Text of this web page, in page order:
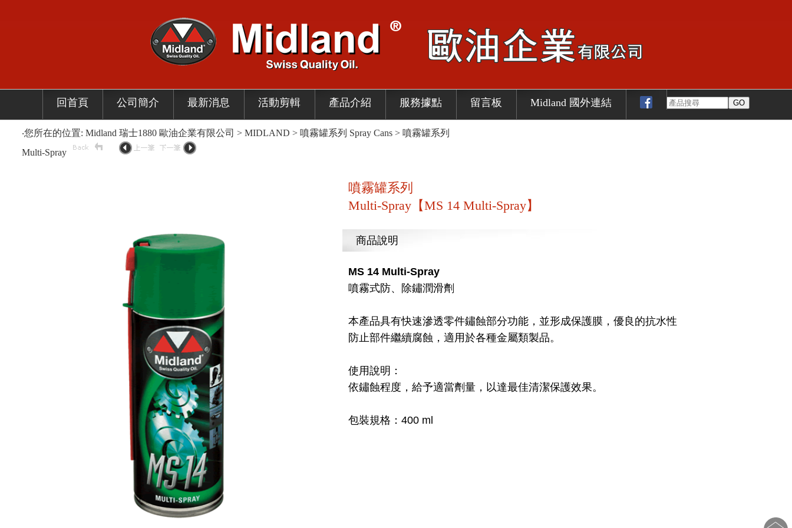
回首頁 公司簡介 最新消息 活動剪輯 產品介紹 服務據點 留言板 Midland 國外連結
‧您所在的位置: Midland 瑞士1880 歐油企業有限公司 > MIDLAND > 噴霧罐系列 Spray Cans > 噴霧罐系列
Multi-Spray
噴霧罐系列
Multi-Spray【MS 14 Multi-Spray】
商品說明
MS 14 Multi-Spray
噴霧式防、除鏽潤滑劑
本產品具有快速滲透零件鏽蝕部分功能，並形成保護膜，優良的抗水性
防止部件繼續腐蝕，適用於各種金屬類製品。
使用說明：
依鏽蝕程度，給予適當劑量，以達最佳清潔保護效果。
包裝規格：400 ml